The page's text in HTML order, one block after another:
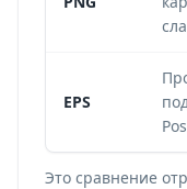
EPS
Это сравнение